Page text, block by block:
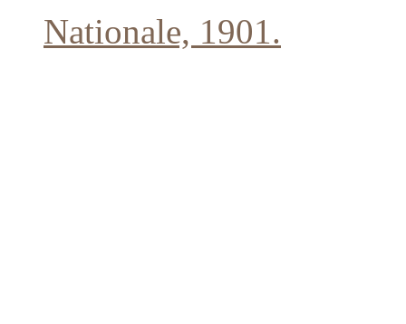
Nationale, 1901.